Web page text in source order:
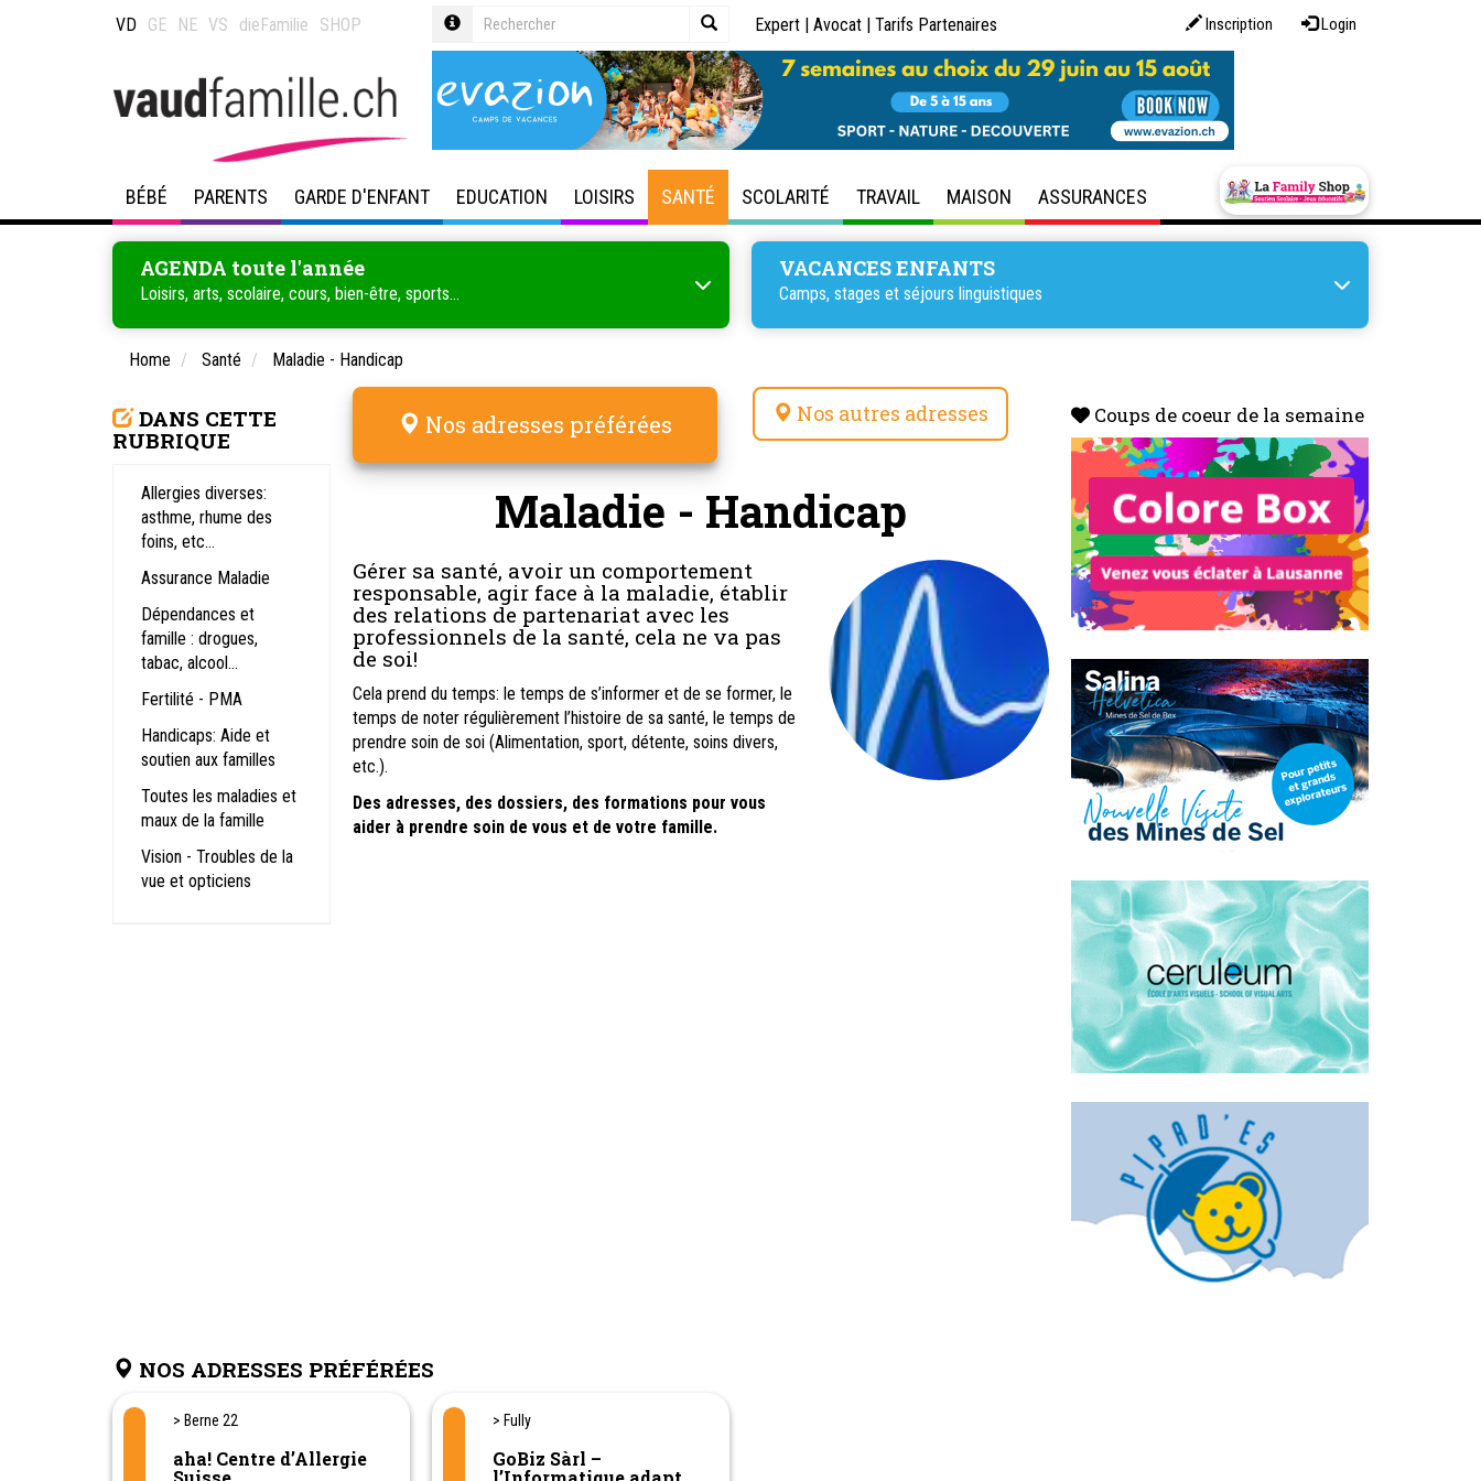
VD GE NE VS dieFamilie SHOP Inscription Login
Expert | Avocat | Tarifs Partenaires
BÉBÉ PARENTS GARDE D'ENFANT EDUCATION LOISIRS SANTÉ SCOLARITÉ TRAVAIL MAISON ASSURANCES
AGENDA toute l'année
Loisirs, arts, scolaire, cours, bien-être, sports...
VACANCES ENFANTS
Camps, stages et séjours linguistiques
Home Santé Maladie - Handicap
DANS CETTE
RUBRIQUE
Allergies diverses:
asthme, rhume des
foins, etc...
Assurance Maladie
Dépendances et
famille : drogues,
tabac, alcool...
Fertilité - PMA
Handicaps: Aide et
soutien aux familles
Toutes les maladies et
maux de la famille
Vision - Troubles de la
vue et opticiens
Nos adresses préférées Nos autres adresses
Maladie - Handicap
Gérer sa santé, avoir un comportement
responsable, agir face à la maladie, établir
des relations de partenariat avec les
professionnels de la santé, cela ne va pas
de soi!
Cela prend du temps: le temps de s’informer et de se former, le
temps de noter régulièrement l’histoire de sa santé, le temps de
prendre soin de soi (Alimentation, sport, détente, soins divers,
etc.).
Des adresses, des dossiers, des formations pour vous
aider à prendre soin de vous et de votre famille.
Coups de coeur de la semaine
NOS ADRESSES PRÉFÉRÉES
> Berne 22
aha! Centre d’Allergie
> Fully
GoBiz Sàrl –